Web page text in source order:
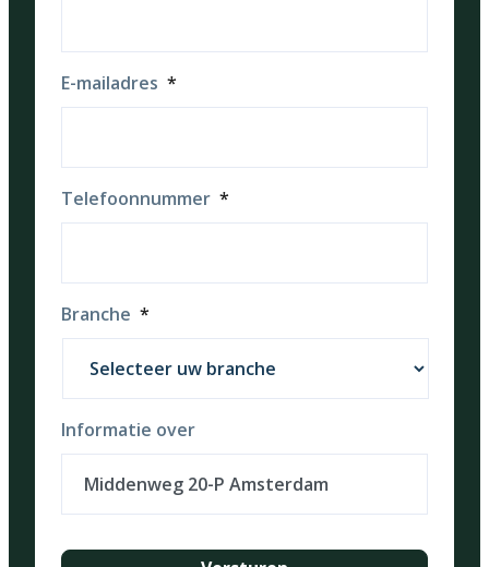
E-mailadres *
Telefoonnummer *
Branche *
Informatie over